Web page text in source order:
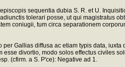
sequentia dubia S. R. et U.
tolerari posse, ut qui magistratus
coniugii, tum circa separationem
per Gallias diffusa ac etiam typis data,
divortio, modo solos effectus civiles
(cfirm. a S. P'ce): Negative ad 1.